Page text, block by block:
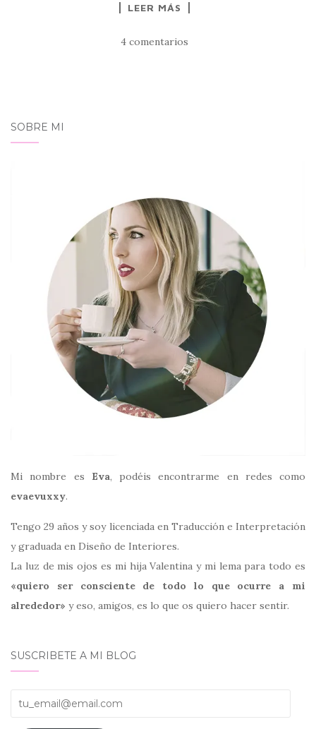
LEER MÁS
4 comentarios
SOBRE MI
Mi nombre es Eva, podéis encontrarme en redes como
evaevuxxy.
Tengo 29 años y soy licenciada en Traducción e Interpretación
y graduada en Diseño de Interiores.
La luz de mis ojos es mi hija Valentina y mi lema para todo es
«quiero ser consciente de todo lo que ocurre a mi
alrededor» y eso, amigos, es lo que os quiero hacer sentir.
SUSCRIBETE A MI BLOG
tu_email@email.com